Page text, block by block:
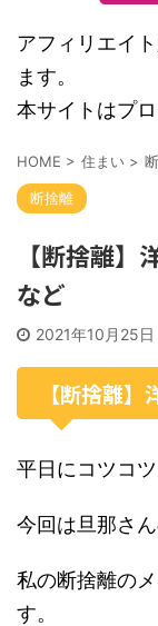
アフィリエイ
ます。
本サイトはプ
HOME > 住まい >
断捨離
【断捨離
など
2021年10月25日
【断捨離
平日にコツコ
今回は旦那さ
私の断捨離の
す。